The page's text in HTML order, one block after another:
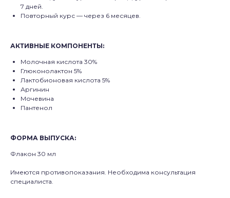
7 дней.
Повторный курс — через 6 месяцев.
АКТИВНЫЕ КОМПОНЕНТЫ:
Молочная кислота 30%
Глюконолактон 5%
Лактобионовая кислота 5%
Аргинин
Мочевина
Пантенол
ФОРМА ВЫПУСКА:
Флакон 30 мл
Имеются противопоказания. Необходима консультация
специалиста.